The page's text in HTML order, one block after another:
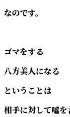
なのです。
ゴマをする
八方美人になる
ということは
相手に対して噓を